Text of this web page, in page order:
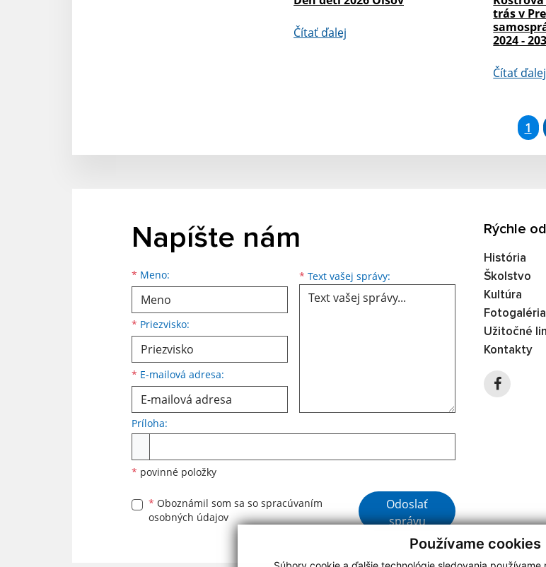
Používame cookies
Čítať ďalej
trás v
2024 -
Čítať ďalej
1
Napíšte nám
* Meno:
Meno
* Priezvisko:
Priezvisko
* E-mailová adresa:
E-mailová adresa * Text vašej správy: Text vašej správy...
Príloha:
* povinné položky
* Oboznámil som sa so spracúvaním
osobných údajov
Google reCaptcha Response
Odoslať
správu
Rýchle
História
Školstvo
Kultúra
Fotogaléria
Užitočné
Kontakty